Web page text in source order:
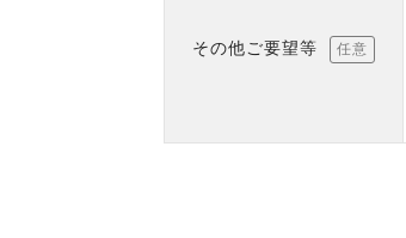
その他ご要望等 任意